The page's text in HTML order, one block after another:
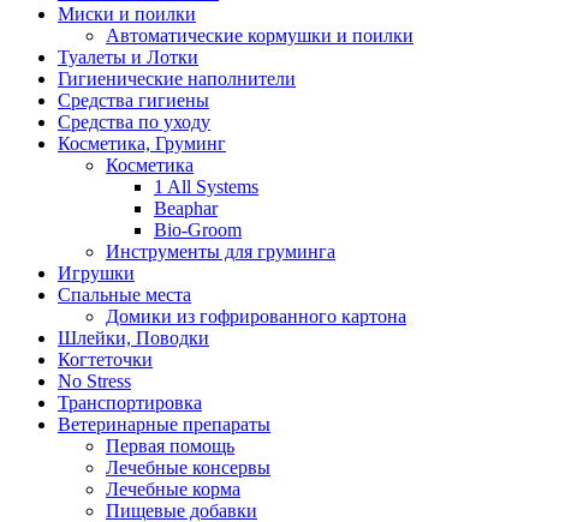
Миски и поилки
Автоматические кормушки и поилки
Туалеты и Лотки
Гигиенические наполнители
Средства гигиены
Средства по уходу
Косметика, Груминг
Косметика
1 All Systems
Beaphar
Bio-Groom
Инструменты для груминга
Игрушки
Спальные места
Домики из гофрированного картона
Шлейки, Поводки
Когтеточки
No Stress
Транспортировка
Ветеринарные препараты
Первая помощь
Лечебные консервы
Лечебные корма
Пищевые добавки